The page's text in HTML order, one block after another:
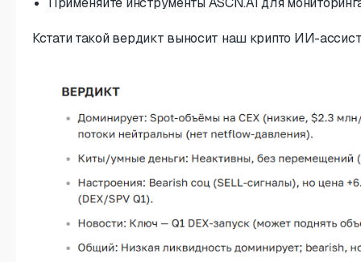
Кстати такой вердикт выносит наш крипто ИИ-